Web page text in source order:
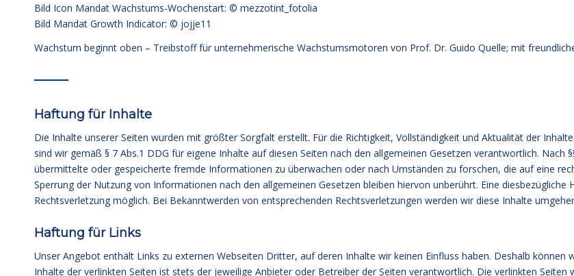
Bild Icon Mandat Wachstums-Wochenstart: © mezzotint_fotolia
Bild Mandat Growth Indicator: © jojje11
Wachstum beginnt oben – Treibstoff für unternehmerische Wachstumsmotoren von Prof. Dr. Guido Quelle; mit
Haftung für Inhalte
Die Inhalte unserer Seiten wurden mit größter Sorgfalt erstellt. Für die Richtigkeit, Vollständigkeit und Aktualität der
sind wir gemäß § 7 Abs.1 DDG für eigene Inhalte auf diesen Seiten nach den allgemeinen Gesetzen verantwortlich.
übermittelte oder gespeicherte fremde Informationen zu überwachen oder nach Umständen zu forschen, die auf eine
Sperrung der Nutzung von Informationen nach den allgemeinen Gesetzen bleiben hiervon unberührt. Eine
Rechtsverletzung möglich. Bei Bekanntwerden von entsprechenden Rechtsverletzungen werden wir diese Inhalte
Haftung für Links
Unser Angebot enthält Links zu externen Webseiten Dritter, auf deren Inhalte wir keinen Einfluss haben. Deshalb
Inhalte der verlinkten Seiten ist stets der jeweilige Anbieter oder Betreiber der Seiten verantwortlich. Die verlinkten